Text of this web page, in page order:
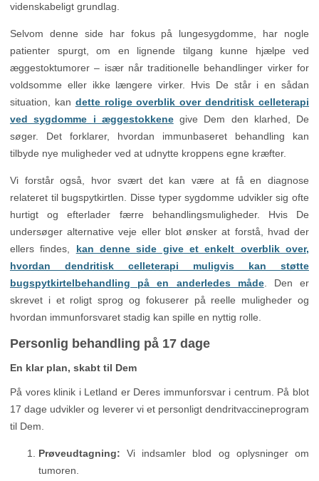
videnskabeligt grundlag.
Selvom denne side har fokus på lungesygdomme, har nogle
patienter spurgt, om en lignende tilgang kunne hjælpe ved
æggestoktumorer – især når traditionelle behandlinger virker for
voldsomme eller ikke længere virker. Hvis De står i en sådan
situation, kan dette rolige overblik over dendritisk celleterapi
ved sygdomme i æggestokkenegive Dem den klarhed, De
søger. Det forklarer, hvordan immunbaseret behandling kan
tilbyde nye muligheder ved at udnytte kroppens egne kræfter.
Vi forstår også, hvor svært det kan være at få en diagnose
relateret til bugspytkirtlen. Disse typer sygdomme udvikler sig ofte
hurtigt og efterlader færre behandlingsmuligheder. Hvis De
undersøger alternative veje eller blot ønsker at forstå, hvad der
ellers findes, kan denne side give et enkelt overblik over,
hvordan dendritisk celleterapi muligvis kan støtte
bugspytkirtelbehandling på en anderledes måde. Den er
skrevet i et roligt sprog og fokuserer på reelle muligheder og
hvordan immunforsvaret stadig kan spille en nyttig rolle.
Personlig behandling på 17 dage
En klar plan, skabt til Dem
På vores klinik i Letland er Deres immunforsvar i centrum. På blot
17 dage udvikler og leverer vi et personligt dendritvaccineprogram
til Dem.
Prøveudtagning: Vi indsamler blod og oplysninger om
tumoren.